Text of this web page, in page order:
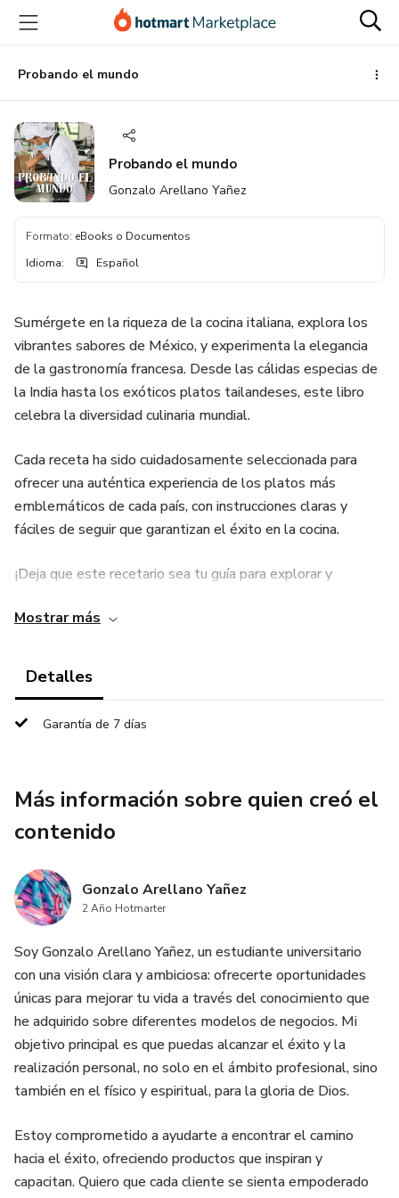
principal
página
de
página
Probando el mundo
Probando el mundo
Gonzalo Arellano Yañez
Formato: eBooks o Documentos
Idioma: Español
Sumérgete en la riqueza de la cocina italiana, explora los
vibrantes sabores de México, y experimenta la elegancia
de la gastronomía francesa. Desde las cálidas especias de
la India hasta los exóticos platos tailandeses, este libro
celebra la diversidad culinaria mundial.
Cada receta ha sido cuidadosamente seleccionada para
ofrecer una auténtica experiencia de los platos más
emblemáticos de cada país, con instrucciones claras y
fáciles de seguir que garantizan el éxito en la cocina.
¡Deja que este recetario sea tu guía para explorar y
Mostrar más
Detalles
Garantía de 7 días
Más información sobre quien creó el
contenido
Gonzalo Arellano Yañez
2 Año Hotmarter
Soy Gonzalo Arellano Yañez, un estudiante universitario
con una visión clara y ambiciosa: ofrecerte oportunidades
únicas para mejorar tu vida a través del conocimiento que
he adquirido sobre diferentes modelos de negocios. Mi
objetivo principal es que puedas alcanzar el éxito y la
realización personal, no solo en el ámbito profesional, sino
también en el físico y espiritual, para la gloria de Dios.
Estoy comprometido a ayudarte a encontrar el camino
hacia el éxito, ofreciendo productos que inspiran y
capacitan. Quiero que cada cliente se sienta empoderado